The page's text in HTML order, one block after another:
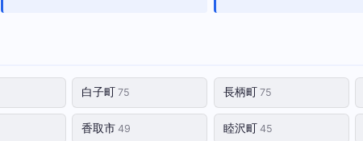
白子町 75 長柄町 75
香取市 49 睦沢町 45